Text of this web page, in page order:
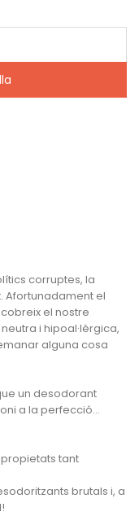
corruptes, la
Afortunadament el
el nostre
i hipoal·lèrgica,
alguna cosa
un desodorant
a la perfecció…
tant
brutals i, a